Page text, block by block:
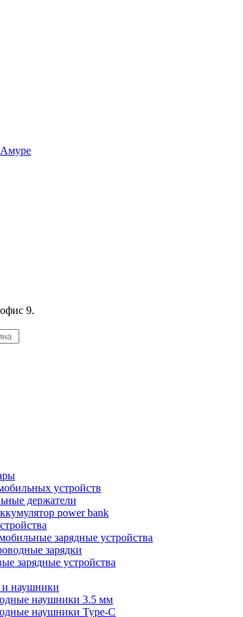
9.
устройств
держатели
power bank
зарядные устройства
зарядки
зарядные устройства
наушники
наушники 3.5 мм
наушники Type-C